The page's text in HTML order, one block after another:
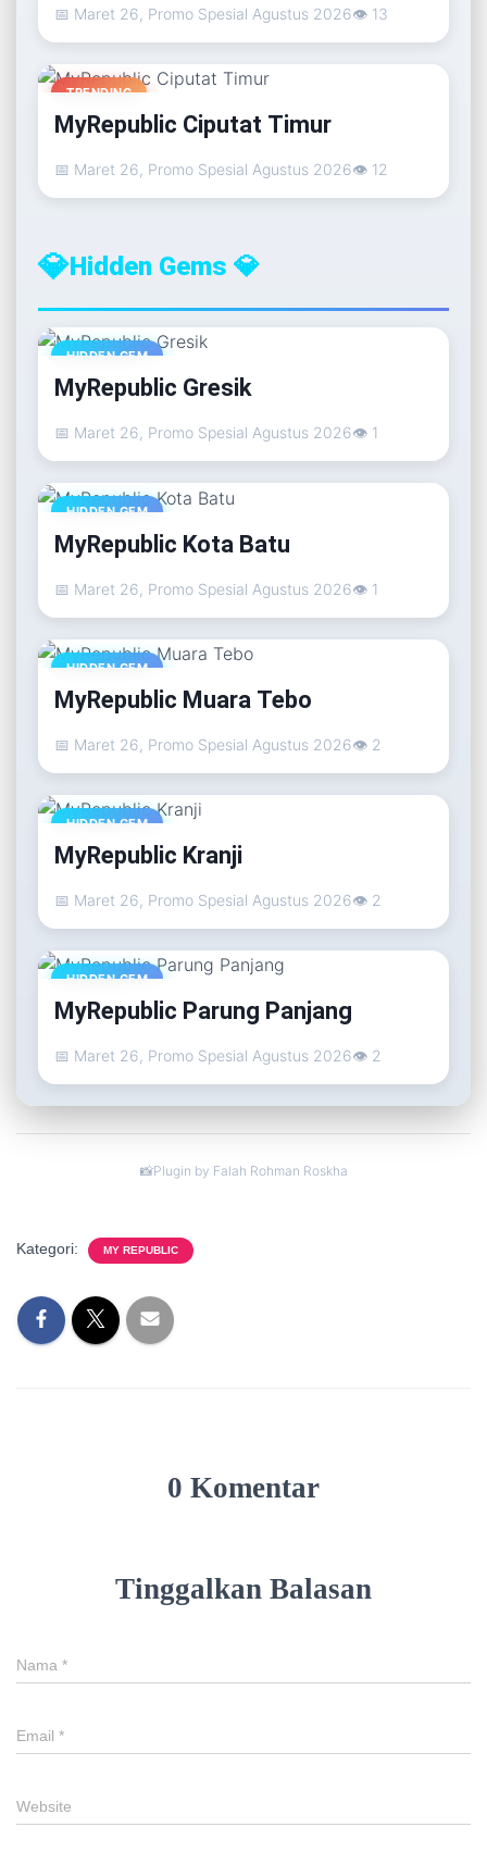
📅 Maret 26, Promo Spesial Agustus 2026👁 13
TRENDING
MyRepublic Ciputat Timur
📅 Maret 26, Promo Spesial Agustus 2026👁 12
💎Hidden Gems 💎
HIDDEN GEM
MyRepublic Gresik
📅 Maret 26, Promo Spesial Agustus 2026👁 1
HIDDEN GEM
MyRepublic Kota Batu
📅 Maret 26, Promo Spesial Agustus 2026👁 1
HIDDEN GEM
MyRepublic Muara Tebo
📅 Maret 26, Promo Spesial Agustus 2026👁 2
HIDDEN GEM
MyRepublic Kranji
📅 Maret 26, Promo Spesial Agustus 2026👁 2
HIDDEN GEM
MyRepublic Parung Panjang
📅 Maret 26, Promo Spesial Agustus 2026👁 2
Plugin by Falah Rohman Roskha
Kategori: MY REPUBLIC
0 Komentar
Tinggalkan Balasan
Nama *
Email *
Website